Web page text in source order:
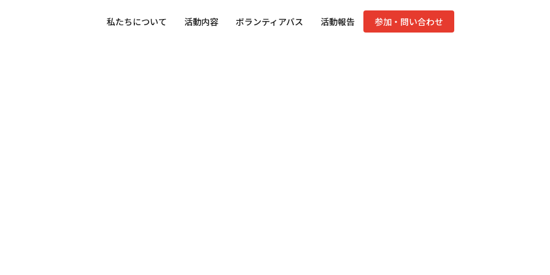
私たちについて 活動内容 ボランティアバス 活動報告 参加・問い合わせ